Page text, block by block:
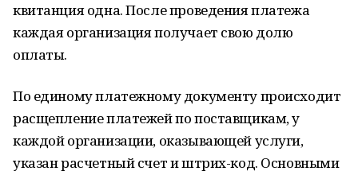
квитанция одна. После проведения платежа
каждая организация получает свою долю
оплаты.
По единому платежному документу происходит
расщепление платежей по поставщикам, у
каждой организации, оказывающей услуги,
указан расчетный счет и штрих-код. Основными